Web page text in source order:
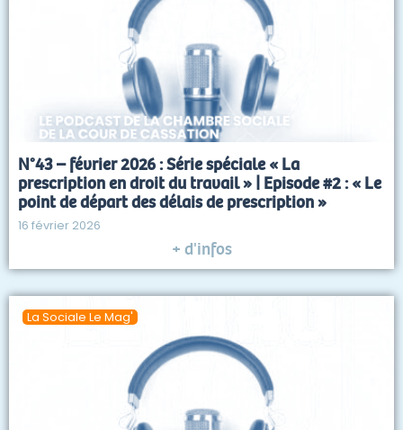
N°43 – février 2026 : Série spéciale « La
prescription en droit du travail » | Episode #2 : « Le
point de départ des délais de prescription »
16 février 2026
+ d'infos
La Sociale Le Mag'